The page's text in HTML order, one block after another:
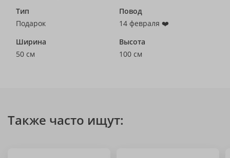
Тип
Подарок
Повод
14 февраля ❤️
Ширина
50 см
Высота
100 см
Также часто ищут: